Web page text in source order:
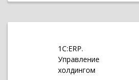
1С:ERP.
Управление
холдингом